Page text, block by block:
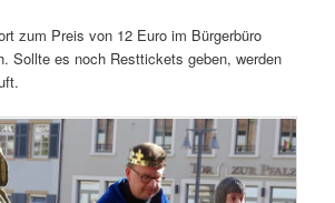
zum Preis von 12 Euro im Bürgerbüro
Sollte es noch Resttickets geben, werden